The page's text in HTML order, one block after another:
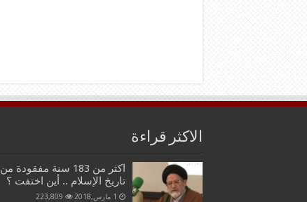
الاكثر قراءة
اكثر من 183 سنة مفقودة من
تاريخ الإسلام .. أين اختفت ؟
1 مارس,2018 223,809